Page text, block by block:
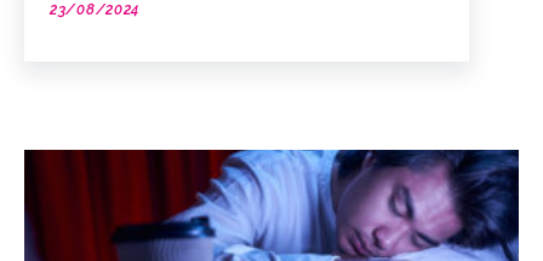
23/08/2024